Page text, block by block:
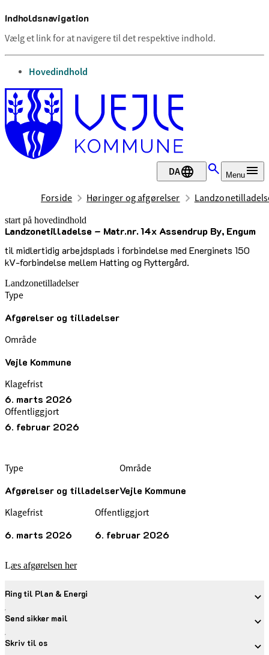
Indholdsnavigation
Vælg et link for at navigere til det respektive indhold.
gå til
Hovedindhold
DA Menu
Forside Høringer og afgørelser
start på hovedindhold
Landzonetilladelse – Matr.nr. 14x Assendrup By, Engum
til midlertidig arbejdsplads i forbindelse med Energinets 150
kV-forbindelse mellem Hatting og Ryttergård.
senest opdateret 6. februar 2026
Landzonetilladelser
Type
Afgørelser og tilladelser
Område
Vejle Kommune
Klagefrist
6. marts 2026
Offentliggjort
6. februar 2026
Type
Afgørelser og tilladelser
Område
Vejle Kommune
Klagefrist
6. marts 2026
Offentliggjort
6. februar 2026
Læs afgørelsen her
Ring til Plan & Energi
Send sikker mail
Skriv til os